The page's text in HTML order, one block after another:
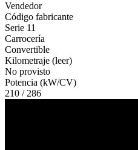
Vendedor
Código fabricante
Serie 11
Carrocería
Convertible
Kilometraje (leer)
No provisto
Potencia (kW/CV)
210 / 286